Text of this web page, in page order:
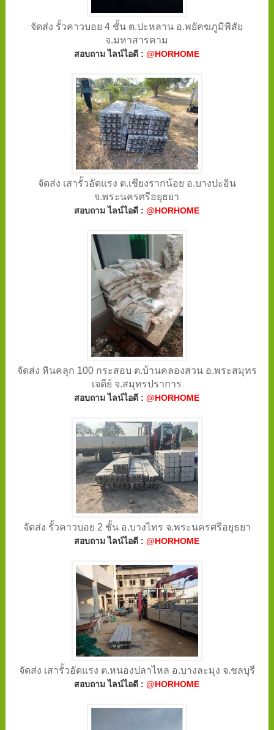
จัดส่ง รั้วคาวบอย 4 ชั้น ต.ปะหลาน อ.พยัคฆภูมิพิสัย
จ.มหาสารคาม
สอบถาม ไลน์ไอดี :@HORHOME
จัดส่ง เสารั้วอัดแรง ต.เชียงรากน้อย อ.บางปะอิน
จ.พระนครศรีอยุธยา
สอบถาม ไลน์ไอดี :@HORHOME
จัดส่ง หินคลุก 100 กระสอบ ต.บ้านคลองสวน อ.พระสมุทร
เจดีย์ จ.สมุทรปราการ
สอบถาม ไลน์ไอดี :@HORHOME
จัดส่ง รั้วคาวบอย 2 ชั้น อ.บางไทร จ.พระนครศรีอยุธยา
สอบถาม ไลน์ไอดี :@HORHOME
จัดส่ง เสารั้วอัดแรง ต.หนองปลาไหล อ.บางละมุง จ.ชลบุรี
สอบถาม ไลน์ไอดี :@HORHOME